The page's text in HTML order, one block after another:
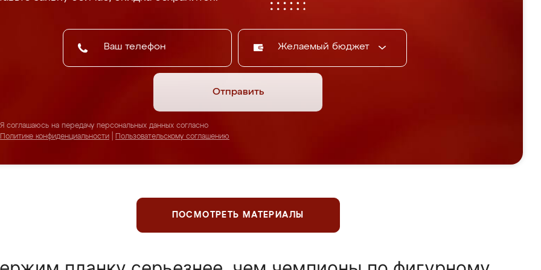
Желаемый бюджет
Отправить
Я соглашаюсь на передачу персональных данных согласно
Политике конфиденциальности
Пользовательскому соглашению
ПОСМОТРЕТЬ МАТЕРИАЛЫ